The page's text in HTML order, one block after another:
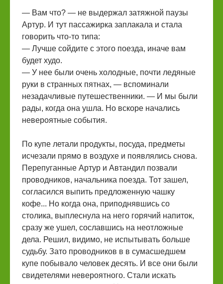
— Вам что? — не выдержал затяжной паузы
Артур. И тут пассажирка заплакала и стала
говорить что-то типа:
— Лучше сойдите с этого поезда, иначе вам
будет худо.
— У нее были очень холодные, почти ледяные
руки в странных пятнах, — вспоминали
незадачливые путешественники. — И мы были
рады, когда она ушла. Но вскоре начались
невероятные события.
По купе летали продукты, посуда, предметы
исчезали прямо в воздухе и появлялись снова.
Перепуганные Артур и Автандил позвали
проводников, начальника поезда. Тот зашел,
согласился выпить предложенную чашку
кофе... Но когда она, приподнявшись со
столика, выплеснула на него горячий напиток,
сразу же ушел, сославшись на неотложные
дела. Решил, видимо, не испытывать больше
судьбу. Зато проводников в в сумасшедшем
купе побывало человек десять. И все они были
свидетелями невероятного. Стали искать